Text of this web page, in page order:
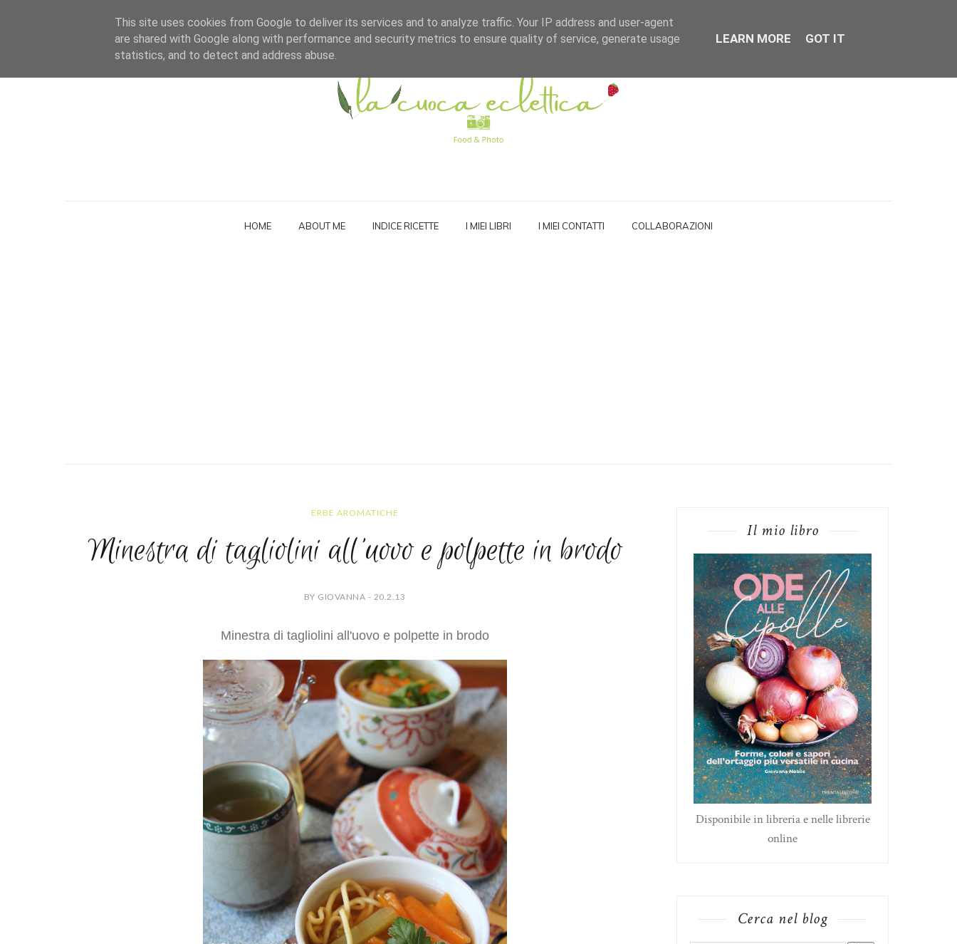
HOME ABOUT ME INDICE RICETTE I MIEI LIBRI I MIEI CONTATTI COLLABORAZIONI
ERBE AROMATICHE
Minestra di tagliolini all'uovo e polpette in brodo
BY GIOVANNA - 20.2.13
Minestra di tagliolini all'uovo e polpette in brodo
Il mio libro
Disponibile in libreria e nelle librerie
online
Cerca nel blog
This site uses cookies from Google to deliver its services and to analyze traffic. Your IP address and user-agent
are shared with Google along with performance and security metrics to ensure quality of service, generate usage
statistics, and to detect and address abuse.
LEARN MORE GOT IT